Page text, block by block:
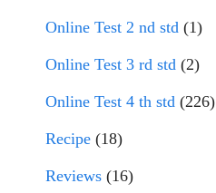
Online Test 2 nd std (1)
Online Test 3 rd std (2)
Online Test 4 th std (226)
Recipe (18)
Reviews (16)